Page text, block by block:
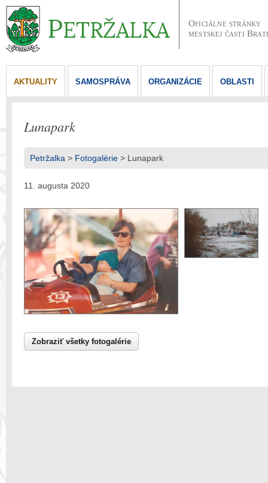
Oficiálne stránky
mestskej časti
AKTUALITY SAMOSPRÁVA ORGANIZÁCIE OBLASTI
Lunapark
Petržalka > Fotogalérie > Lunapark
11. augusta 2020
Zobraziť všetky fotogalérie